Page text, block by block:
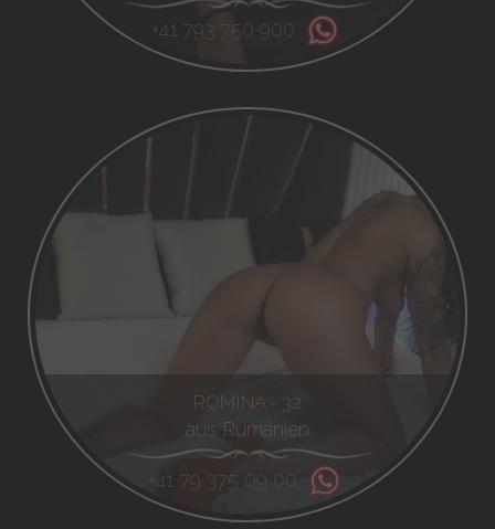
+41 793 750 900
ROMINA - 32
aus Rumänien
+41 79 375 09 00